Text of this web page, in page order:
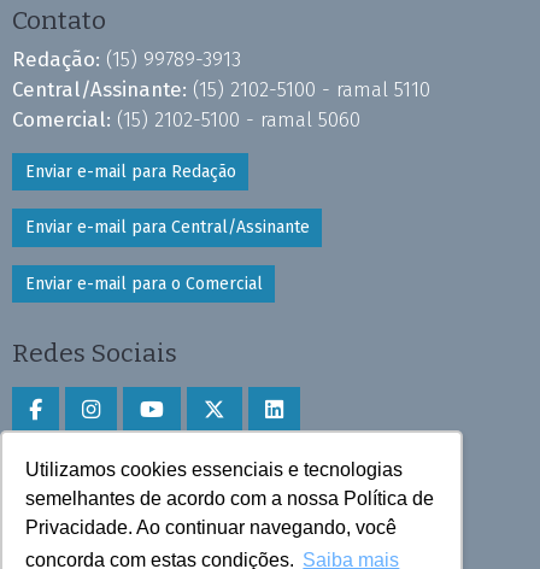
Utilizamos cookies essenciais e tecnologias
semelhantes de acordo com a nossa Política de
Privacidade. Ao continuar navegando, você
concorda com estas condições. Saiba mais
Contato
Redação: (15) 99789-3913
Central/Assinante: (15) 2102-5100 - ramal 5110
Comercial: (15) 2102-5100 - ramal 5060
Enviar e-mail para Redação
Enviar e-mail para Central/Assinante
Enviar e-mail para o Comercial
Redes Sociais
Faça download do aplicativo
Play Store e App Store